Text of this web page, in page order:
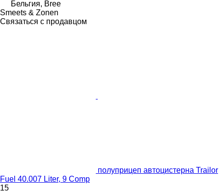
Бельгия, Bree
Smeets & Zonen
Связаться с продавцом
полуприцеп автоцистерна Trailor
Fuel 40.007 Liter, 9 Comp
15